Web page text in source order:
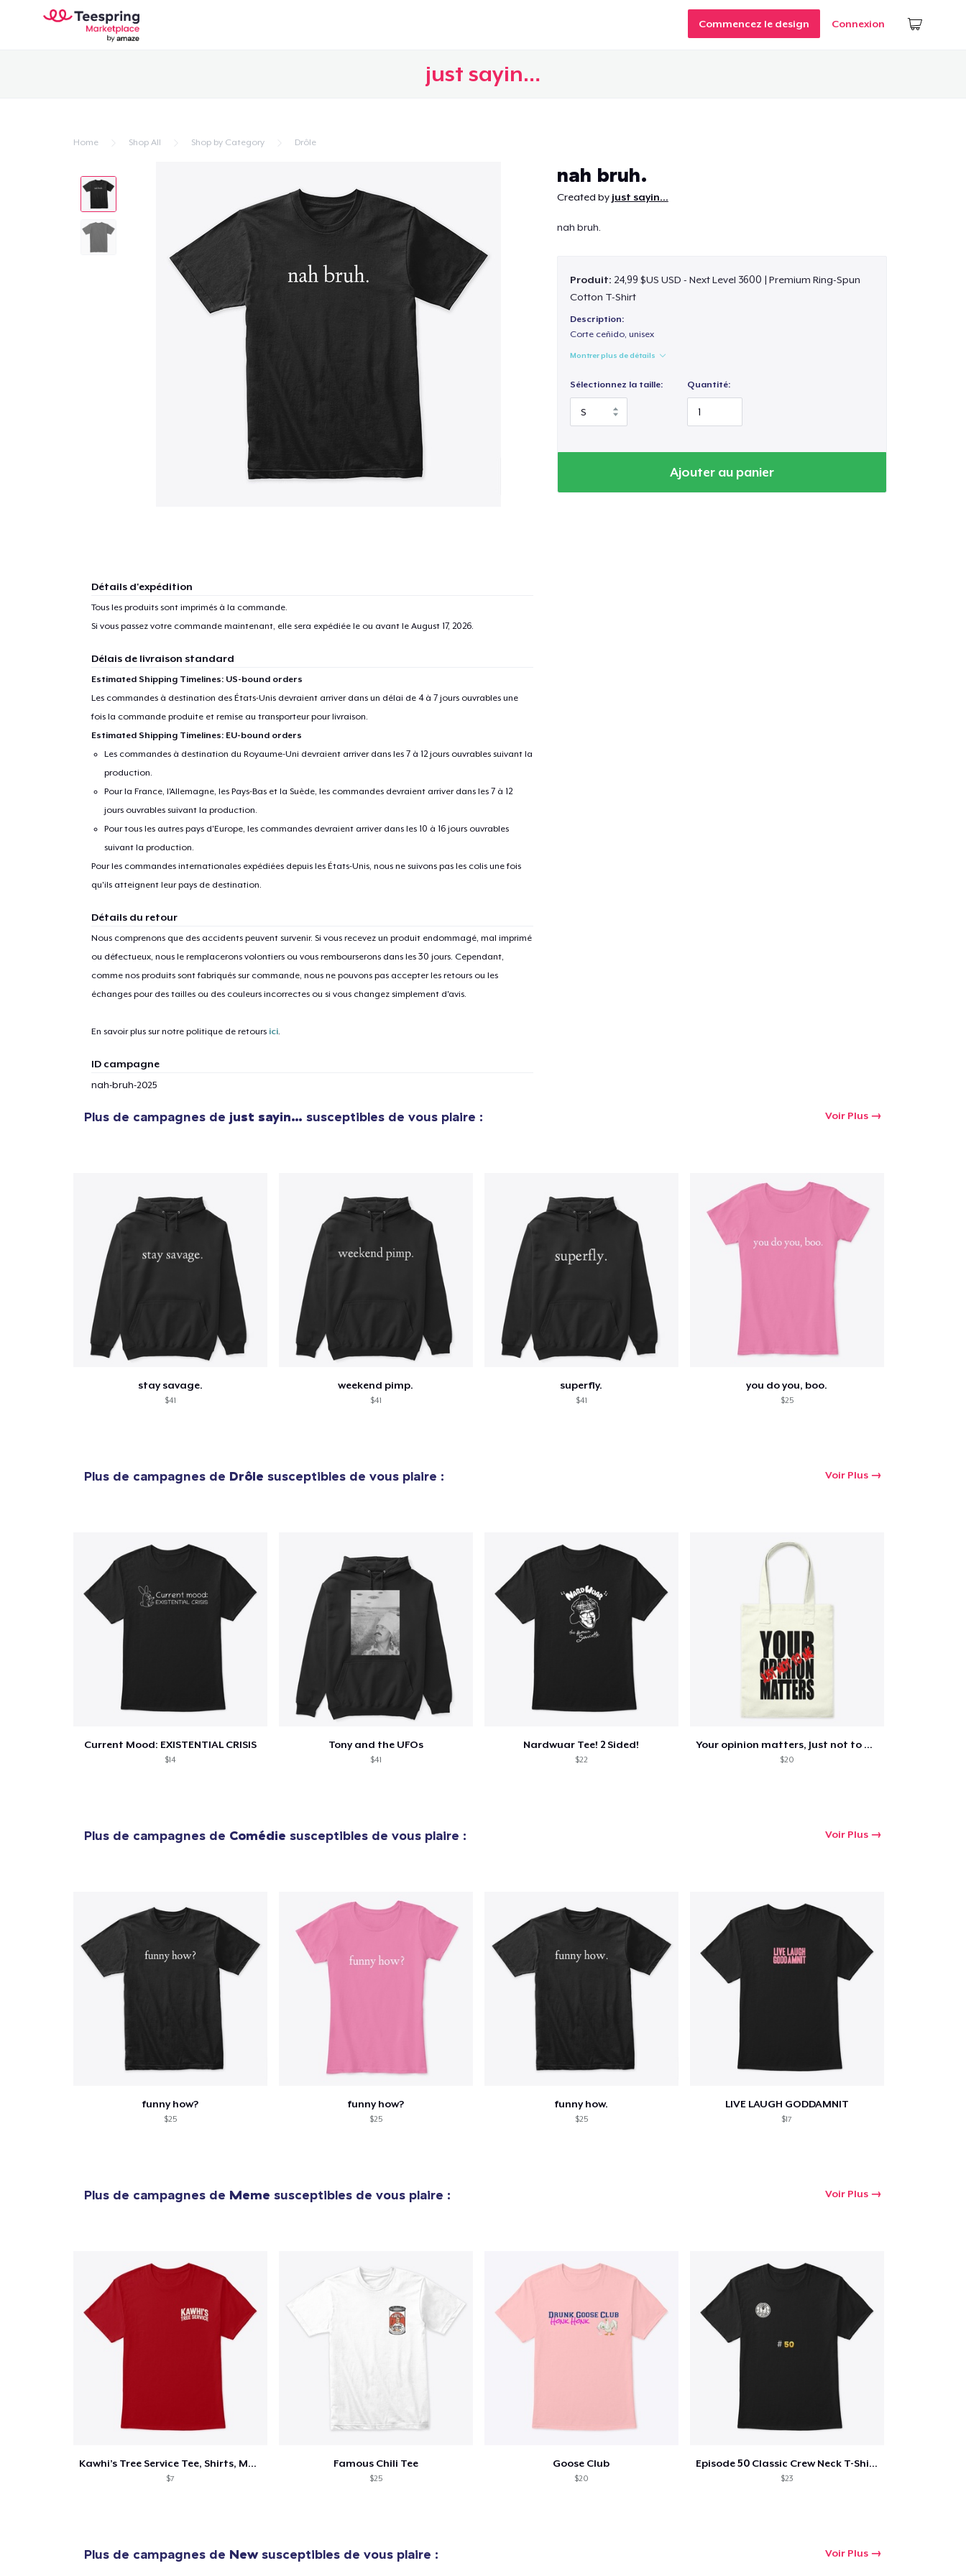
Commencez le design Connexion
just sayin…
Home Shop All Shop by Category Drôle
nah bruh.
Created by just sayin…
nah bruh.
Produit: 24,99 $US USD - Next Level 3600 | Premium Ring-Spun
Cotton T-Shirt
Description:
Corte ceñido, unisex
Montrer plus de détails
Sélectionnez la taille: Quantité:
Ajouter au panier
Détails d'expédition
Tous les produits sont imprimés à la commande.
Si vous passez votre commande maintenant, elle sera expédiée le ou avant le August 17, 2026.
Délais de livraison standard
Estimated Shipping Timelines: US-bound orders
Les commandes à destination des États-Unis devraient arriver dans un délai de 4 à 7 jours ouvrables une
fois la commande produite et remise au transporteur pour livraison.
Estimated Shipping Timelines: EU-bound orders
Les commandes à destination du Royaume-Uni devraient arriver dans les 7 à 12 jours ouvrables suivant la
production.
Pour la France, l'Allemagne, les Pays-Bas et la Suède, les commandes devraient arriver dans les 7 à 12
jours ouvrables suivant la production.
Pour tous les autres pays d'Europe, les commandes devraient arriver dans les 10 à 16 jours ouvrables
suivant la production.
Pour les commandes internationales expédiées depuis les États-Unis, nous ne suivons pas les colis une fois
qu'ils atteignent leur pays de destination.
Détails du retour
Nous comprenons que des accidents peuvent survenir. Si vous recevez un produit endommagé, mal imprimé
ou défectueux, nous le remplacerons volontiers ou vous rembourserons dans les 30 jours. Cependant,
comme nos produits sont fabriqués sur commande, nous ne pouvons pas accepter les retours ou les
échanges pour des tailles ou des couleurs incorrectes ou si vous changez simplement d'avis.
En savoir plus sur notre politique de retours ici.
ID campagne
nah-bruh-2025
Plus de campagnes de just sayin… susceptibles de vous plaire : Voir Plus
stay savage.
$41
weekend pimp.
$41
superfly.
$41
you do you, boo.
$25
Plus de campagnes de Drôle susceptibles de vous plaire : Voir Plus
Current Mood: EXISTENTIAL CRISIS
$14
Tony and the UFOs
$41
Nardwuar Tee! 2 Sided!
$22
Your opinion matters, Just not to me!
$20
Plus de campagnes de Comédie susceptibles de vous plaire : Voir Plus
funny how?
$25
funny how?
$25
funny how.
$25
LIVE LAUGH GODDAMNIT
$17
Plus de campagnes de Meme susceptibles de vous plaire : Voir Plus
Kawhi’s Tree Service Tee, Shirts, Mug
$7
Famous Chili Tee
$25
Goose Club
$20
Episode 50 Classic Crew Neck T-Shirt
$23
Plus de campagnes de Newsusceptibles de vous plaire : Voir Plus
article ajouté au Panier
Procéder à la
Continuer Mes Achats